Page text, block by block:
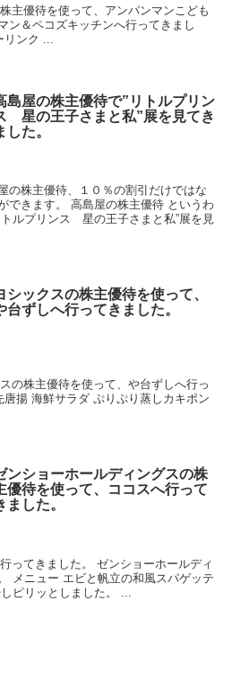
主優待を使って、アンパンマンこども
ン＆ペコズキッチンへ行ってきまし
リンク ...
島屋の株主優待で”リトルプリン
星の王子さまと私”展を見てき
した。
の株主優待、１０％の割引だけではな
できます。 高島屋の株主優待 というわ
ルプリンス 星の王子さまと私”展を見
シックスの株主優待を使って、
台ずしへ行ってきました。
の株主優待を使って、や台ずしへ行っ
揚 海鮮サラダ ぷりぷり蒸しカキポン
ンショーホールディングスの株
優待を使って、ココスへ行って
ました。
ってきました。 ゼンショーホールディ
メニュー エビと帆立の和風スパゲッテ
ピリッとしました。 ...